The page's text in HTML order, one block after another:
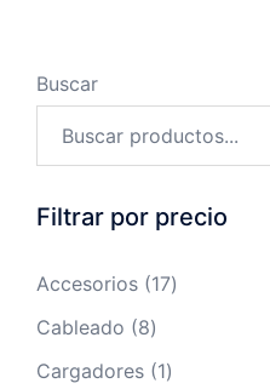
Buscar
Filtrar por precio
Accesorios 1717
Cableado 88
productos
Cargadores 11